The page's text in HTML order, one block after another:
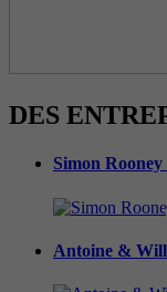
DES
Simon Rooney
Antoine &